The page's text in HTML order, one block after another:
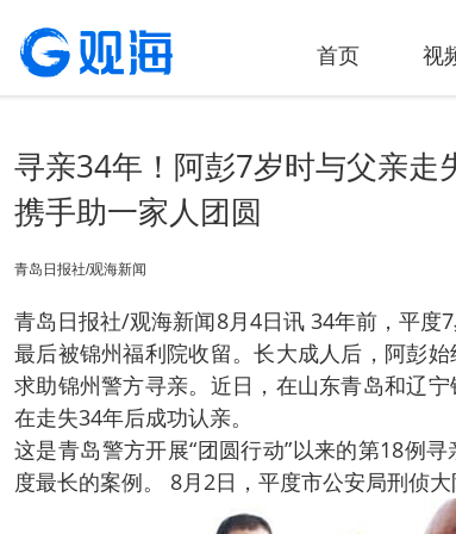
首页 视
寻亲34年！阿彭7岁时与父亲走
携手助一家人团圆
青岛日报社/观海新闻
青岛日报社/观海新闻8月4日讯 34年前，平度
最后被锦州福利院收留。长大成人后，阿彭
求助锦州警方寻亲。近日，在山东青岛和辽
在走失34年后成功认亲。
这是青岛警方开展“团圆行动”以来的第18例
度最长的案例。 8月2日，平度市公安局刑侦大